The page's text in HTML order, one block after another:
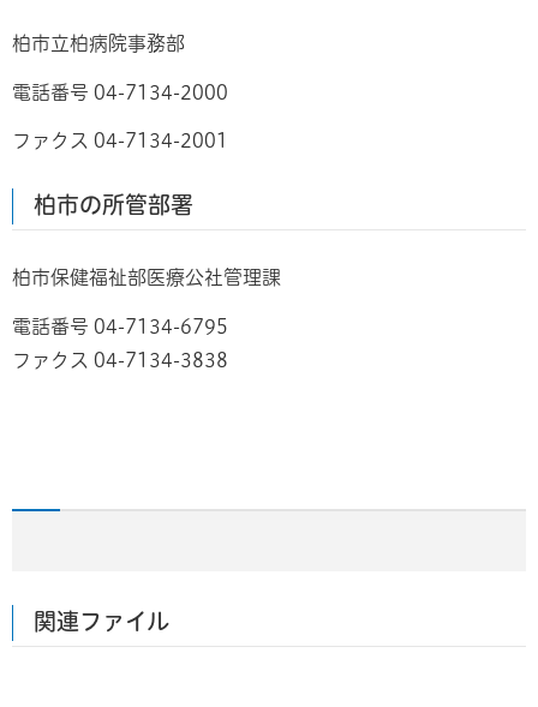
柏市立柏病院事務部
電話番号 04-7134-2000
ファクス 04-7134-2001
柏市の所管部署
柏市保健福祉部医療公社管理課
電話番号 04-7134-6795
ファクス 04-7134-3838
関連ファイル